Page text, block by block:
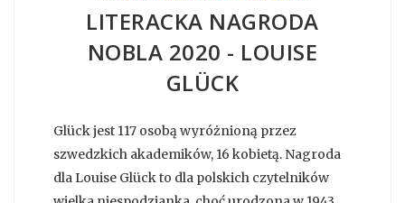
LITERACKA NAGRODA
NOBLA 2020 - LOUISE
GLÜCK
Glück jest 117 osobą wyróżnioną przez
szwedzkich akademików, 16 kobietą. Nagroda
dla Louise Glück to dla polskich czytelników